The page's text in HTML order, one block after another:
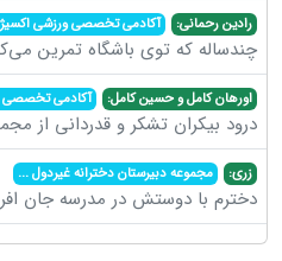
رادین رحمانی: آکادمی تخصصی ورزشی
چندساله که توی باشگاه تمرین
اورهان کامل و حسین کامل: آکادمی تخصصی
درود بیکران تشکر و قدردانی از
زری: مجموعه دبیرستان دخترانه غیردول...
دخترم با دوستش در مدرسه جان